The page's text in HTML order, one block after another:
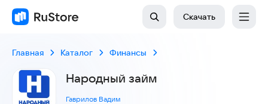
Скачать
Главная Каталог Финансы
Народный займ
Гаврилов Вадим